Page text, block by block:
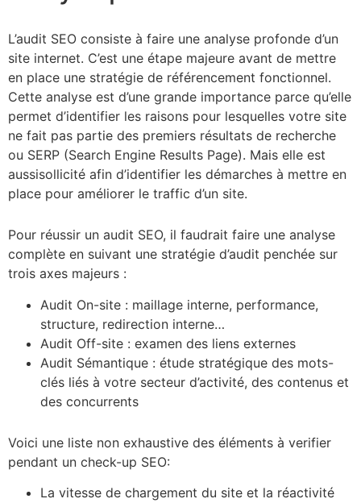
L’audit SEO consiste à faire une analyse profonde d’un
site internet. C’est une étape majeure avant de mettre
en place une stratégie de référencement fonctionnel.
Cette analyse est d’une grande importance parce qu’elle
permet d’identifier les raisons pour lesquelles votre site
ne fait pas partie des premiers résultats de recherche
ou SERP (Search Engine Results Page). Mais elle est
aussisollicité afin d’identifier les démarches à mettre en
place pour améliorer le traffic d’un site.
Pour réussir un audit SEO, il faudrait faire une analyse
complète en suivant une stratégie d’audit penchée sur
trois axes majeurs :
Audit On-site : maillage interne, performance,
structure, redirection interne…
Audit Off-site : examen des liens externes
Audit Sémantique : étude stratégique des mots-
clés liés à votre secteur d’activité, des contenus et
des concurrents
Voici une liste non exhaustive des éléments à verifier
pendant un check-up SEO:
La vitesse de chargement du site et la réactivité